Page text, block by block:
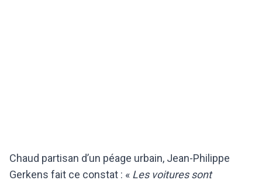
Chaud partisan d’un péage urbain, Jean-Philippe
Gerkens fait ce constat : « Les voitures sont